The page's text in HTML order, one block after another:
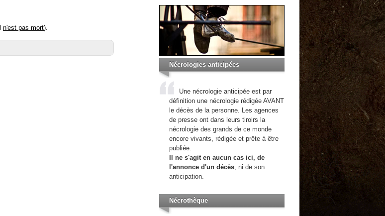
n'est pas mort).
Nécrologies anticipées
Une nécrologie anticipée est par
définition une nécrologie rédigée AVANT
le décès de la personne. Les agences
de presse ont dans leurs tiroirs la
nécrologie des grands de ce monde
encore vivants, rédigée et prête à être
publiée.
Il ne s'agit en aucun cas ici, de
l'annonce d'un décès, ni de son
anticipation.
Nécrothèque